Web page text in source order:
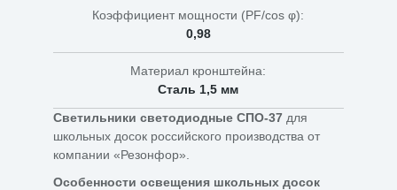
Коэффициент мощности (PF/cos φ):
0,98
Материал кронштейна:
Сталь 1,5 мм
Светильники светодиодные СПО-37для
школьных досок российского производства от
компании «Резонфор».
Особенности освещения школьных досок